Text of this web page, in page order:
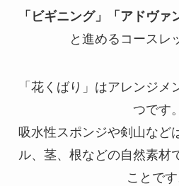
「ビギニング」「アドヴァ
と進めるコースレ
「花くばり」はアレンジ
つです。
吸水性スポンジや剣山など
ル、茎、根などの自然素材
ことです